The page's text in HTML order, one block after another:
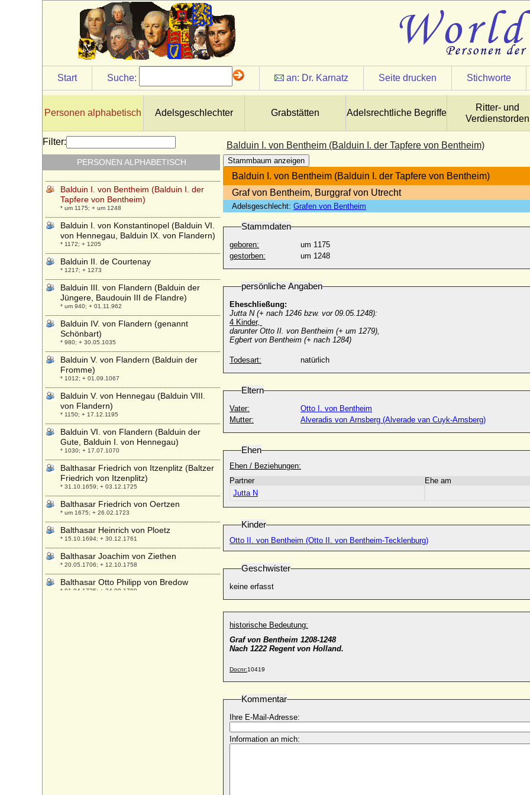
Start Suche: an: Dr. Karnatz Seite drucken Stichworte
Personen alphabetisch Adelsgeschlechter Grabstätten Adelsrechtliche Begriffe
Ritter- und
Verdienstorden
Balduin I. von Bentheim (Balduin I. der Tapfere von Bentheim)
Stammbaum anzeigen
Balduin I. von Bentheim (Balduin I. der Tapfere von Bentheim)
Graf von Bentheim, Burggraf von Utrecht
Adelsgeschlecht: Grafen von Bentheim
Stammdaten
geboren:
um 1175
gestorben:
um 1248
persönliche Angaben
Eheschließung:
Jutta N (+ nach 1246 bzw. vor 09.05.1248):
4 Kinder,
darunter Otto II. von Bentheim (+ um 1279),
Egbert von Bentheim (+ nach 1284)
Todesart: natürlich
Eltern
Vater:
Otto I. von Bentheim
Mutter:
Alveradis von Arnsberg (Alverade van Cuyk-Arnsberg)
Ehen
Ehen / Beziehungen:
Partner
Ehe am
Jutta N
Kinder
Otto II. von Bentheim (Otto II. von Bentheim-Tecklenburg)
Geschwister
keine erfasst
historische Bedeutung:
Graf von Bentheim 1208-1248
Nach 1222 Regent von Holland.
Docnr:10419
Kommentar
Ihre E-Mail-Adresse:
Information an mich:
Filter:
PERSONEN ALPHABETISCH
Balduin I. von Bentheim (Balduin I. der
Tapfere von Bentheim)
* um 1175; + um 1248
Balduin I. von Konstantinopel (Balduin VI.
von Hennegau, Balduin IX. von Flandern)
* 1172; + 1205
Balduin II. de Courtenay
* 1217; + 1273
Balduin III. von Flandern (Balduin der
Jüngere, Baudouin III de Flandre)
* um 940; + 01.11.962
Balduin IV. von Flandern (genannt
Schönbart)
* 980; + 30.05.1035
Balduin V. von Flandern (Balduin der
Fromme)
* 1012; + 01.09.1067
Balduin V. von Hennegau (Balduin VIII.
von Flandern)
* 1150; + 17.12.1195
Balduin VI. von Flandern (Balduin der
Gute, Balduin I. von Hennegau)
* 1030; + 17.07.1070
Balthasar Friedrich von Itzenplitz (Baltzer
Friedrich von Itzenplitz)
* 31.10.1659; + 03.12.1725
Balthasar Friedrich von Oertzen
* um 1675; + 26.02.1723
Balthasar Heinrich von Ploetz
* 15.10.1694; + 30.12.1761
Balthasar Joachim von Ziethen
* 20.05.1706; + 12.10.1758
Balthasar Otto Philipp von Bredow
* 01.04.1735; + 24.09.1780